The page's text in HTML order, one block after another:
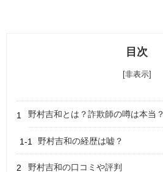
目次
[非表示]
野村吉和とは？詐欺師の噂は本当？
野村吉和の経歴は嘘？
野村吉和の口コミや評判